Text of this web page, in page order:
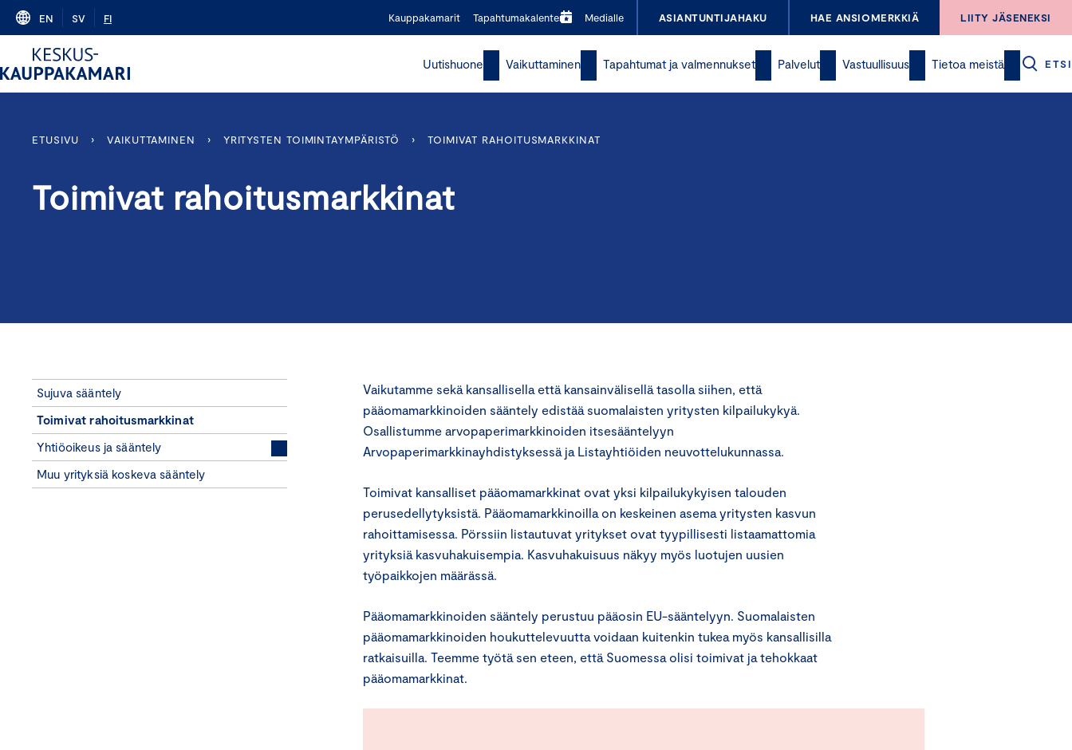
Skip
content
EN SV FI Kauppakamarit Tapahtumakalenteri Medialle ASIANTUNTIJAHAKU HAE ANSIOMERKKIÄ LIITY JÄSENEKSI
Uutishuone Vaikuttaminen Tapahtumat ja valmennukset Palvelut Vastuullisuus Tietoa meistä ETSI
ETUSIVU › VAIKUTTAMINEN › YRITYSTEN TOIMINTAYMPÄRISTÖ › TOIMIVAT RAHOITUSMARKKINAT
Toimivat rahoitusmarkkinat
Sujuva sääntely
Toimivat rahoitusmarkkinat
Yhtiöoikeus ja sääntely
Muu yrityksiä koskeva sääntely
Vaikutamme sekä kansallisella että kansainvälisellä tasolla siihen, että
pääomamarkkinoiden sääntely edistää suomalaisten yritysten kilpailukykyä.
Osallistumme arvopaperimarkkinoiden itsesääntelyyn
Arvopaperimarkkinayhdistyksessä ja Listayhtiöiden neuvottelukunnassa.
Toimivat kansalliset pääomamarkkinat ovat yksi kilpailukykyisen talouden
perusedellytyksistä. Pääomamarkkinoilla on keskeinen asema yritysten kasvun
rahoittamisessa. Pörssiin listautuvat yritykset ovat tyypillisesti listaamattomia
yrityksiä kasvuhakuisempia. Kasvuhakuisuus näkyy myös luotujen uusien
työpaikkojen määrässä.
Pääomamarkkinoiden sääntely perustuu pääosin EU-sääntelyyn. Suomalaisten
pääomamarkkinoiden houkuttelevuutta voidaan kuitenkin tukea myös kansallisilla
ratkaisuilla. Teemme työtä sen eteen, että Suomessa olisi toimivat ja tehokkaat
pääomamarkkinat.